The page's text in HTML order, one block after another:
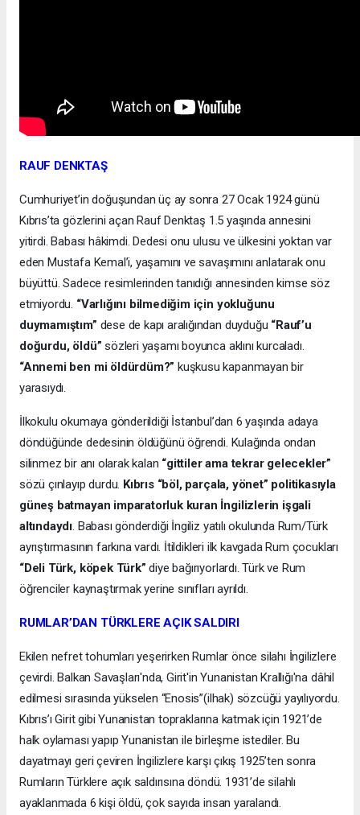
RAUF DENKTAŞ
Cumhuriyet’in doğuşundan üç ay sonra 27 Ocak 1924 günü
Kıbrıs’ta gözlerini açan Rauf Denktaş 1.5 yaşında annesini
yitirdi. Babası hâkimdi. Dedesi onu ulusu ve ülkesini yoktan var
eden Mustafa Kemal’i, yaşamını ve savaşımını anlatarak onu
büyüttü. Sadece resimlerinden tanıdığı annesinden kimse söz
etmiyordu. “Varlığını bilmediğim için yokluğunu
duymamıştım” dese de kapı aralığından duyduğu “Rauf’u
doğurdu, öldü” sözleri yaşamı boyunca aklını kurcaladı.
“Annemi ben mi öldürdüm?”kuşkusu kapanmayan bir
yarasıydı.
İlkokulu okumaya gönderildiği İstanbul’dan 6 yaşında adaya
döndüğünde dedesinin öldüğünü öğrendi. Kulağında ondan
silinmez bir anı olarak kalan “gittiler ama tekrar gelecekler”
sözü çınlayıp durdu. Kıbrıs “böl, parçala, yönet” politikasıyla
güneş batmayan imparatorluk kuran İngilizlerin işgali
altındaydı. Babası gönderdiği İngiliz yatılı okulunda Rum/Türk
ayrıştırmasının farkına vardı. İtildikleri ilk kavgada Rum çocukları
“Deli Türk, köpek Türk” diye bağırıyorlardı. Türk ve Rum
öğrenciler kaynaştırmak yerine sınıfları ayrıldı.
RUMLAR’DAN TÜRKLERE AÇIK SALDIRI
Ekilen nefret tohumları yeşerirken Rumlar önce silahı İngilizlere
çevirdi. Balkan Savaşları'nda, Girit'in Yunanistan Krallığı'na dâhil
edilmesi sırasında yükselen “Enosis”(ilhak) sözcüğü yayılıyordu.
Kıbrıs’ı Girit gibi Yunanistan topraklarına katmak için 1921’de
halk oylaması yapıp Yunanistan ile birleşme istediler. Bu
dayatmayı geri çeviren İngilizlere karşı çıkış 1925’ten sonra
Rumların Türklere açık saldırısına döndü. 1931’de silahlı
ayaklanmada 6 kişi öldü, çok sayıda insan yaralandı.